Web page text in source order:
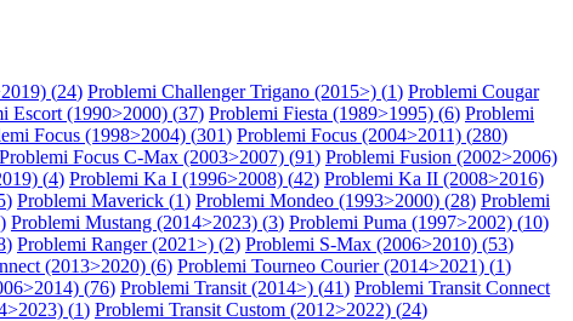
(24) Problemi Challenger Trigano (2015>) (1) Problemi Cougar
Escort (1990>2000) (37) Problemi Fiesta (1989>1995) (6) Problemi
Focus (1998>2004) (301) Problemi Focus (2004>2011) (280)
Problemi Focus C-Max (2003>2007) (91) Problemi Fusion (2002>2006)
(4) Problemi Ka I (1996>2008) (42) Problemi Ka II (2008>2016)
) Problemi Maverick (1) Problemi Mondeo (1993>2000) (28) Problemi
) Problemi Mustang (2014>2023) (3) Problemi Puma (1997>2002) (10)
) Problemi Ranger (2021>) (2) Problemi S-Max (2006>2010) (53)
(2013>2020) (6) Problemi Tourneo Courier (2014>2021) (1)
(76) Problemi Transit (2014>) (41) Problemi Transit Connect
(1) Problemi Transit Custom (2012>2022) (24)